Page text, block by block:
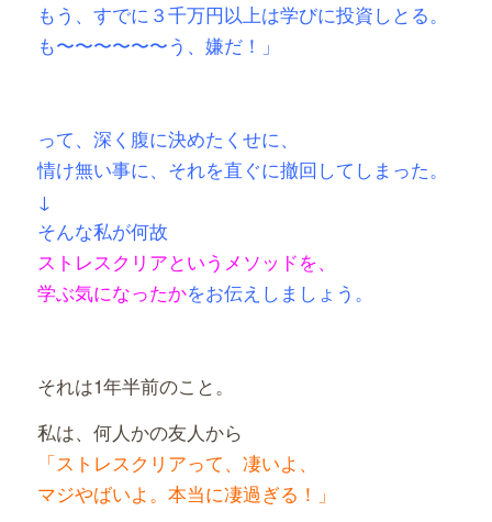
もう、すでに３千万円以上は学びに投資しとる。
も〜〜〜〜〜〜う、嫌だ！」
って、深く腹に決めたくせに、
情け無い事に、それを直ぐに撤回してしまった。
↓
そんな私が何故
ストレスクリアというメソッドを、
学ぶ気になったかをお伝えしましょう。
それは1年半前のこと。
私は、何人かの友人から
「ストレスクリアって、凄いよ、
マジやばいよ。本当に凄過ぎる！」